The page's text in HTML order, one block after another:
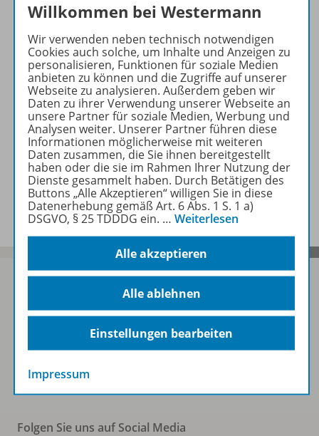
Planungshilfen
Video
Werbematerial
Benachrichtigungs-Service
Sofort profitieren
Folgen Sie uns auf Social Media
Willkommen bei Westermann
Wir verwenden neben technisch notwendigen
Cookies auch solche, um Inhalte und Anzeigen zu
personalisieren, Funktionen für soziale Medien
anbieten zu können und die Zugriffe auf unserer
Webseite zu analysieren. Außerdem geben wir
Daten zu ihrer Verwendung unserer Webseite an
unsere Partner für soziale Medien, Werbung und
Analysen weiter. Unserer Partner führen diese
Informationen möglicherweise mit weiteren
Daten zusammen, die Sie ihnen bereitgestellt
haben oder die sie im Rahmen Ihrer Nutzung der
Dienste gesammelt haben. Durch Betätigen des
Buttons „Alle Akzeptieren“ willigen Sie in diese
Datenerhebung gemäß Art. 6 Abs. 1 S. 1 a)
DSGVO, § 25 TDDDG ein. … Weiterlesen
Alle akzeptieren
Alle ablehnen
Einstellungen bearbeiten
Impressum